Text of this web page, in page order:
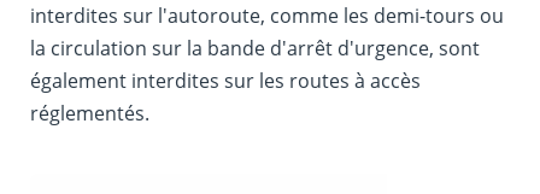
interdites sur l'autoroute, comme les demi-tours ou
la circulation sur la bande d'arrêt d'urgence, sont
également interdites sur les routes à accès
réglementés.